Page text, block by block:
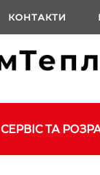
КОНТАКТИ
СЕРВІС ТА